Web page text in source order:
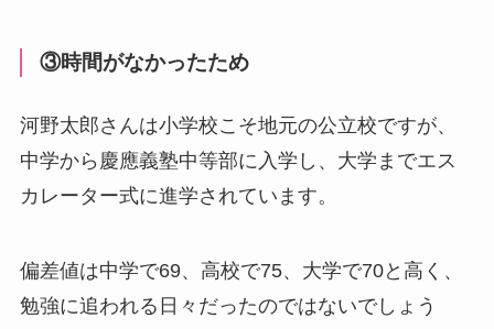
③時間がなかったため
河野太郎さんは小学校こそ地元の公立校ですが、
中学から慶應義塾中等部に入学し、大学までエス
カレーター式に進学されています。
偏差値は中学で69、高校で75、大学で70と高く、
勉強に追われる日々だったのではないでしょう